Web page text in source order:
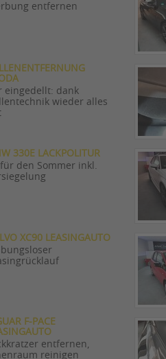
entfernen
eingedellt: dank
wieder alles
330E LACKPOLITUR
für den Sommer inkl.
XC90 LEASINGAUTO
F-PACE
entfernen,
reinigen